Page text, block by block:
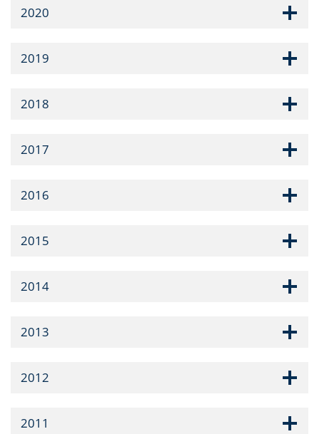
2020
2019
2018
2017
2016
2015
2014
2013
2012
2011